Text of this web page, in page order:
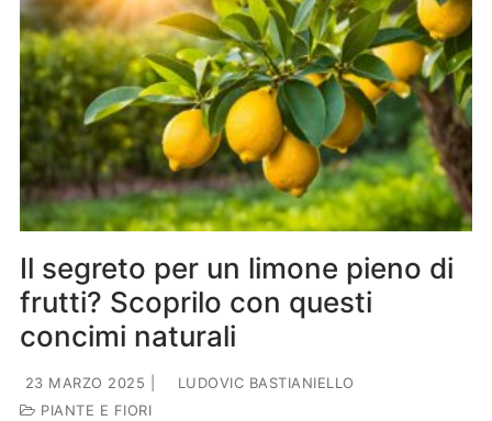
Il segreto per un limone pieno di
frutti? Scoprilo con questi
concimi naturali
23 MARZO 2025
LUDOVIC BASTIANIELLO
PIANTE E FIORI